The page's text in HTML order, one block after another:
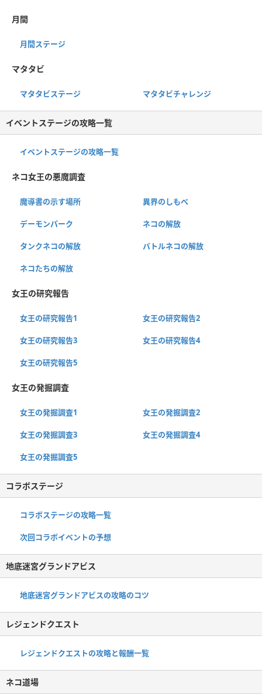
月間
月間ステージ
マタタビ
マタタビステージ マタタビチャレンジ
イベントステージの攻略一覧
イベントステージの攻略一覧
ネコ女王の悪魔調査
魔導書の示す場所 異界のしもべ
デーモンパーク ネコの解放
タンクネコの解放 バトルネコの解放
ネコたちの解放
女王の研究報告
女王の研究報告1 女王の研究報告2
女王の研究報告3 女王の研究報告4
女王の研究報告5
女王の発掘調査
女王の発掘調査1 女王の発掘調査2
女王の発掘調査3 女王の発掘調査4
女王の発掘調査5
コラボステージ
コラボステージの攻略一覧
次回コラボイベントの予想
地底迷宮グランドアビス
地底迷宮グランドアビスの攻略のコツ
レジェンドクエスト
レジェンドクエストの攻略と報酬一覧
ネコ道場